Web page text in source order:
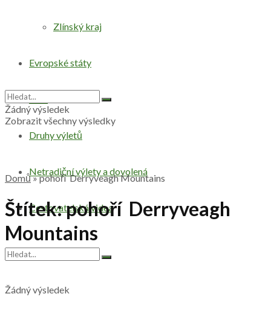
Zlínský kraj
Evropské státy
Svět
Druhy výletů
Netradiční výlety a dovolená
Cestovatelská videa
Žádný výsledek
Žádný výsledek
Zobrazit všechny výsledky
Domů»pohoří Derryveagh Mountains
Štítek:pohoří Derryveagh
Mountains